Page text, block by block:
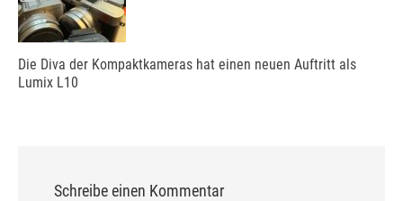
Die Diva der Kompaktkameras hat einen neuen Auftritt als
Lumix L10
Schreibe einen Kommentar